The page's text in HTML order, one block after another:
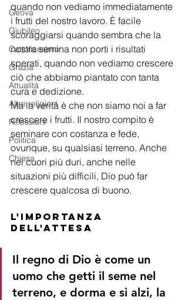
Geova
Giubileo
Cattolicesimo
Grazia
Attualità
Altre religioni
Riflessioni
Politica
Chiesa
quando non vediamo immediatamente
i frutti del nostro lavoro. È facile
scoraggiarsi quando sembra che la
nostra semina non porti i risultati
sperati, quando non vediamo crescere
ciò che abbiamo piantato con tanta
cura e dedizione.
Ma la verità è che non siamo noi a far
crescere i frutti. Il nostro compito è
seminare con costanza e fede,
ovunque, su qualsiasi terreno. Anche
nei cuori più duri, anche nelle
situazioni più difficili, Dio può far
crescere qualcosa di buono.
L'importanza
dell'attesa
Il regno di Dio è come un
uomo che getti il seme nel
terreno, e dorma e si alzi, la